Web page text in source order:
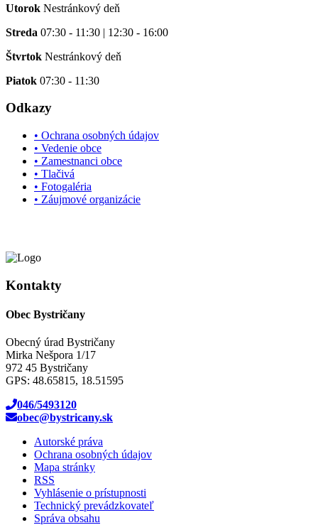
Utorok Nestránkový deň
Streda 07:30 - 11:30 | 12:30 - 16:00
Štvrtok Nestránkový deň
Piatok 07:30 - 11:30
Odkazy
• Ochrana osobných údajov
• Vedenie obce
• Zamestnanci obce
• Tlačivá
• Fotogaléria
• Záujmové organizácie
Kontakty
Obec Bystričany
Obecný úrad Bystričany
Mirka Nešpora 1/17
972 45 Bystričany
GPS: 48.65815, 18.51595
046/5493120
obec@bystricany.sk
Autorské práva
Ochrana osobných údajov
Mapa stránky
RSS
Vyhlásenie o prístupnosti
Technický prevádzkovateľ
Správa obsahu